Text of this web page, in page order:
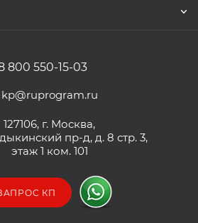
800 550-15-03
kp@ruprogram.ru
127106, г. Москва,
пр-д, д. 8 стр. 3,
этаж 1 ком. 101
КП